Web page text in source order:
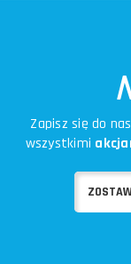
Zapisz się do
wszystkimi